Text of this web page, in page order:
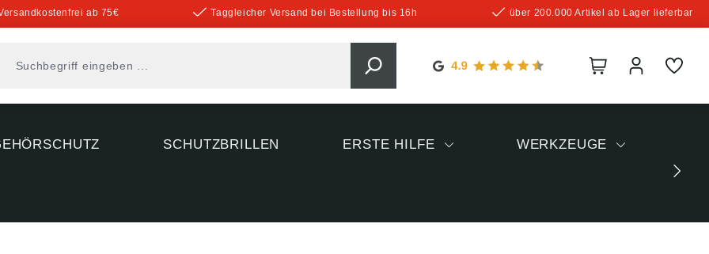
ab 75€ Taggleicher Versand bei Bestellung bis 16h über 200.000 Artikel ab Lager lieferbar
SCHUTZBRILLEN ERSTE HILFE WERKZEUGE